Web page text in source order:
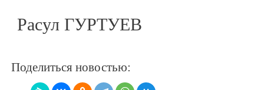
Расул ГУРТУЕВ
Поделиться новостью: